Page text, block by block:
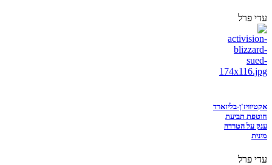
עדי פרל
אקטיוויז'ן-בליזארד
חוטפת תביעת
ענק על הטרדה
מינית
עדי פרל